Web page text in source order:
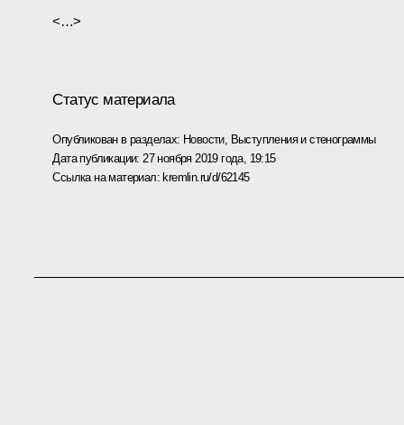
<…>
Статус материала
Опубликован в разделах: Новости, Выступления и стенограммы
Дата публикации: 27 ноября 2019 года, 19:15
Ссылка на материал: kremlin.ru/d/62145